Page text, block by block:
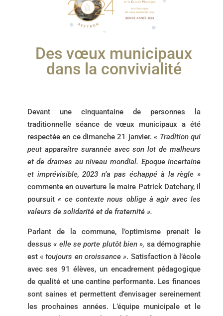
Des vœux municipaux
dans la convivialité
Devant une cinquantaine de personnes la
traditionnelle séance de vœux municipaux a été
respectée en ce dimanche 21 janvier.« Tradition qui
peut apparaître surannée avec son lot de malheurs
et de drames au niveau mondial. Epoque incertaine
et imprévisible, 2023 n’a pas échappé à la règle »
commente en ouverture le maire Patrick Datchary, il
poursuit« ce contexte nous oblige à agir avec les
valeurs de solidarité et de fraternité ».
Parlant de la commune, l’optimisme prenait le
dessus« elle se porte plutôt bien », sa démographie
est «toujours en croissance ». Satisfaction à l’école
avec ses 91 élèves, un encadrement pédagogique
de qualité et une cantine performante. Les finances
sont saines et permettent d’envisager sereinement
les prochaines années. L’équipe municipale et le